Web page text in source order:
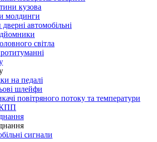
кузова
молдинги
автомобільні
світла
на педалі
шлейфи
повітряного потоку та температури
сигнали